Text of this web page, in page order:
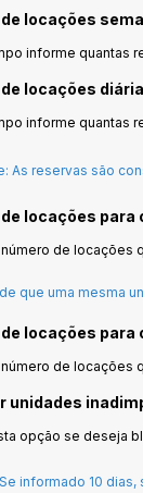
locações
informe quantas
locações diária
informe quantas
As reservas são
locações para
de locações
que uma mesma
locações para
de locações
unidades
opção se deseja
informado 10